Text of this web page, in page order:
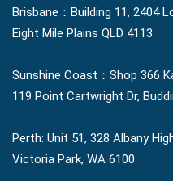
Brisbane：Building 11, 2404
Eight Mile Plains QLD 4113
Sunshine Coast：Shop 366
119 Point Cartwright Dr,
Perth: Unit 51, 328 Albany
Victoria Park, WA 6100